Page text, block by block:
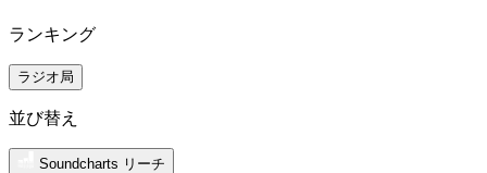
ランキング
ラジオ局
並び替え
Soundcharts リーチ